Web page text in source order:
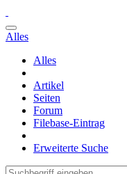
Alles
Alles
Artikel
Seiten
Forum
Filebase-Eintrag
Erweiterte Suche